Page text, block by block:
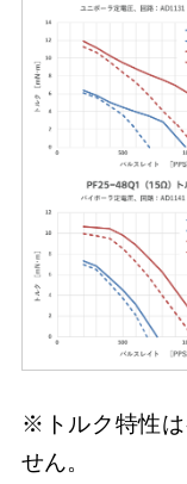
※トルク特性は
せん。